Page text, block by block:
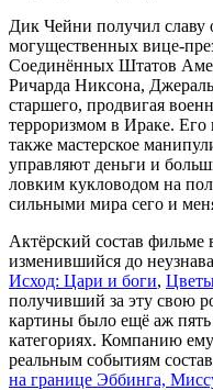
Дик Чейни получил славу
могущественных вице-
Соединённых Штатов
Ричарда Никсона,
старшего, продвигая
терроризмом в Ираке. Его
также мастерское
управляют деньги и
ловким кукловодом на
сильными мира сего и
Актёрский состав фильме
изменившийся до
Исход: Цари и боги,
получивший за эту свою
картины было ещё аж
категориях. Компанию
реальным событиям
на границе Эббинга,